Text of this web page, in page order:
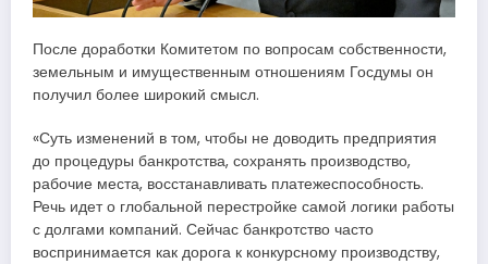
После доработки Комитетом по вопросам собственности,
земельным и имущественным отношениям Госдумы он
получил более широкий смысл.
«Суть изменений в том, чтобы не доводить предприятия
до процедуры банкротства, сохранять производство,
рабочие места, восстанавливать платежеспособность.
Речь идет о глобальной перестройке самой логики работы
с долгами компаний. Сейчас банкротство часто
воспринимается как дорога к конкурсному производству,